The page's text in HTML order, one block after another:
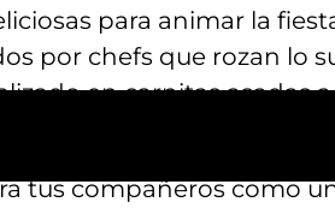
para animar la
por chefs que rozan lo
en carnitas asadas
ningún sitio más que en
tus compañeros como